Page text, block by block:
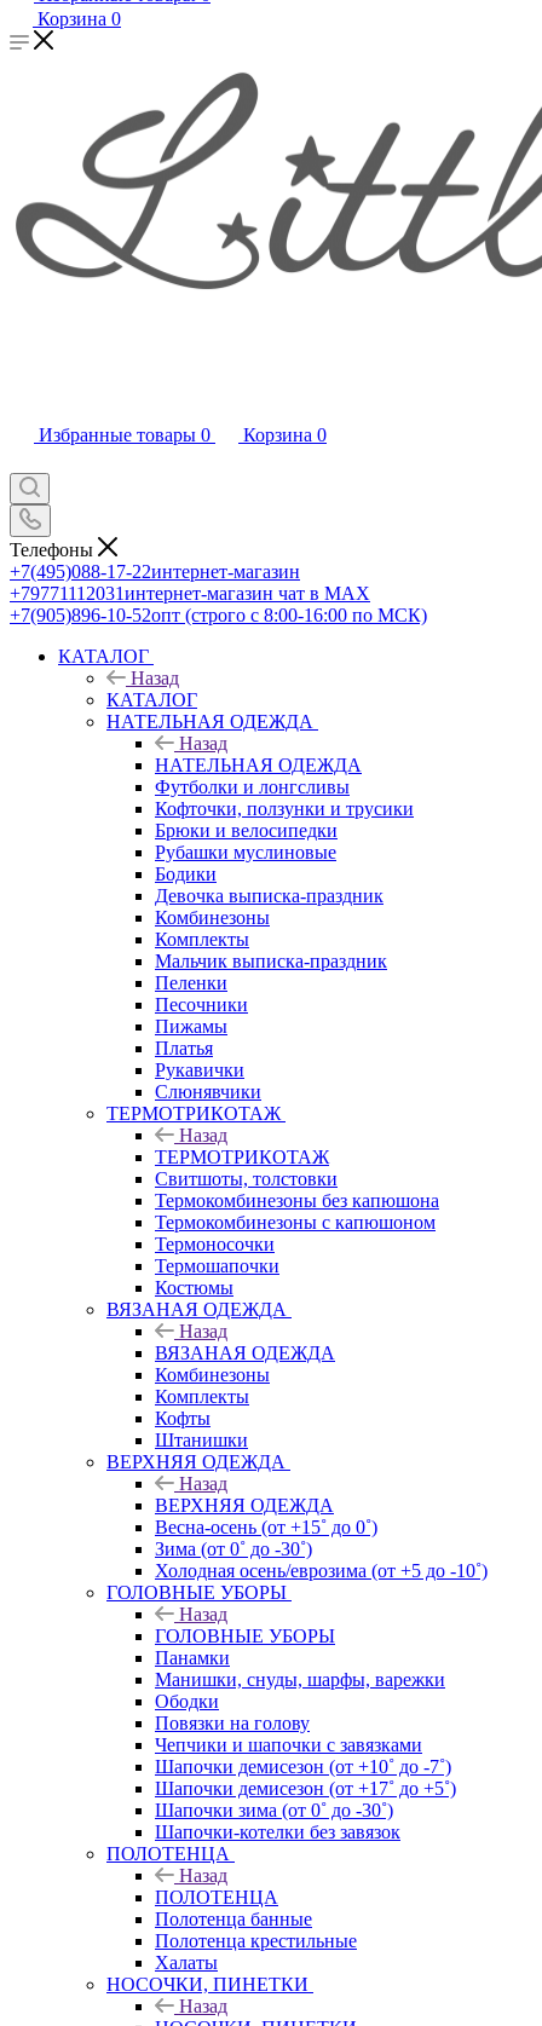
Корзина 0
Избранные товары 0 Корзина 0
Телефоны
+7(495)088-17-22интернет-магазин
+79771112031интернет-магазин чат в MAX
+7(905)896-10-52опт (строго с 8:00-16:00 по МСК)
КАТАЛОГ
Назад
КАТАЛОГ
НАТЕЛЬНАЯ ОДЕЖДА
Назад
НАТЕЛЬНАЯ ОДЕЖДА
Футболки и лонгсливы
Кофточки, ползунки и трусики
Брюки и велосипедки
Рубашки муслиновые
Бодики
Девочка выписка-праздник
Комбинезоны
Комплекты
Мальчик выписка-праздник
Пеленки
Песочники
Пижамы
Платья
Рукавички
Слюнявчики
ТЕРМОТРИКОТАЖ
Назад
ТЕРМОТРИКОТАЖ
Свитшоты, толстовки
Термокомбинезоны без капюшона
Термокомбинезоны с капюшоном
Термоносочки
Термошапочки
Костюмы
ВЯЗАНАЯ ОДЕЖДА
Назад
ВЯЗАНАЯ ОДЕЖДА
Комбинезоны
Комплекты
Кофты
Штанишки
ВЕРХНЯЯ ОДЕЖДА
Назад
ВЕРХНЯЯ ОДЕЖДА
Весна-осень (от +15˚ до 0˚)
Зима (от 0˚ до -30˚)
Холодная осень/еврозима (от +5 до -10˚)
ГОЛОВНЫЕ УБОРЫ
Назад
ГОЛОВНЫЕ УБОРЫ
Панамки
Манишки, снуды, шарфы, варежки
Ободки
Повязки на голову
Чепчики и шапочки с завязками
Шапочки демисезон (от +10˚ до -7˚)
Шапочки демисезон (от +17˚ до +5˚)
Шапочки зима (от 0˚ до -30˚)
Шапочки-котелки без завязок
ПОЛОТЕНЦА
Назад
ПОЛОТЕНЦА
Полотенца банные
Полотенца крестильные
Халаты
НОСОЧКИ, ПИНЕТКИ
Назад